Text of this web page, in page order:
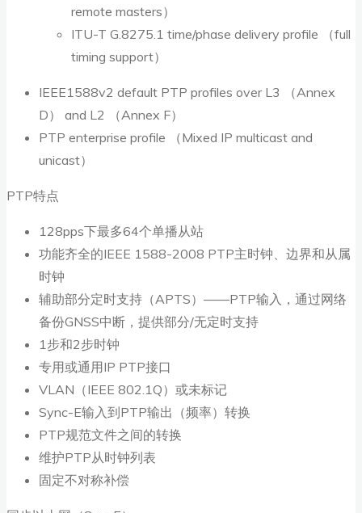
remote masters）
ITU-T G.8275.1 time/phase delivery profile （full
timing support）
IEEE1588v2 default PTP profiles over L3 （Annex
D） and L2 （Annex F）
PTP enterprise profile （Mixed IP multicast and
unicast）
PTP特点
128pps下最多64个单播从站
功能齐全的IEEE 1588-2008 PTP主时钟、边界和从属
时钟
辅助部分定时支持（APTS）——PTP输入，通过网络
备份GNSS中断，提供部分/无定时支持
1步和2步时钟
专用或通用IP PTP接口
VLAN（IEEE 802.1Q）或未标记
Sync-E输入到PTP输出（频率）转换
PTP规范文件之间的转换
维护PTP从时钟列表
固定不对称补偿